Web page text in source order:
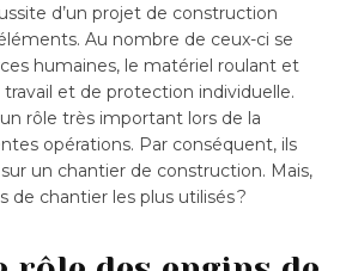
d’un projet de construction
Au nombre de ceux-ci se
humaines, le matériel roulant et
et de protection individuelle.
rôle très important lors de la
opérations. Par conséquent, ils
un chantier de construction. Mais,
de chantier les plus utilisés ?